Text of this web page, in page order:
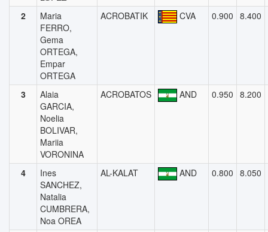
2
Maria
FERRO,
Gema
ORTEGA,
Empar
ORTEGA
ACROBATIK CVA 0.900 8.400
3
Alaia
GARCIA,
Noelia
BOLIVAR,
Mariia
VORONINA
ACROBATOS AND 0.950 8.200
4
Ines
SANCHEZ,
Natalia
CUMBRERA,
Noa OREA
AL-KALAT AND 0.800 8.050